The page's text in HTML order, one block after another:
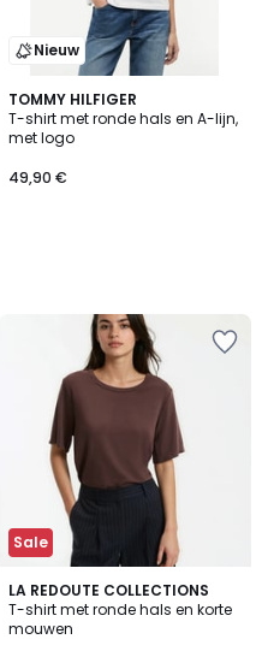
Nieuw
TOMMY HILFIGER
T-shirt met ronde hals en A-lijn,
met logo
49,90 €
Sale
LA REDOUTE COLLECTIONS
T-shirt met ronde hals en korte
mouwen
3,9
/ 5
3
Kleuren